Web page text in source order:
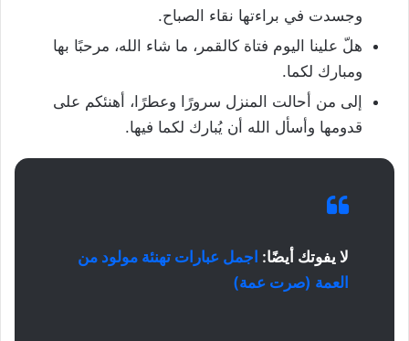
وجسدت في براءتها نقاء الصباح.
هلّ علينا اليوم فتاة كالقمر، ما شاء الله، مرحبًا بها
ومبارك لكما.
إلى من أحالت المنزل سرورًا وعطرًا، أهنئكم على
قدومها وأسأل الله أن يُبارك لكما فيها.
لا يفوتك أيضًا: اجمل عبارات تهنئة مولود من
العمة (صرت عمة)